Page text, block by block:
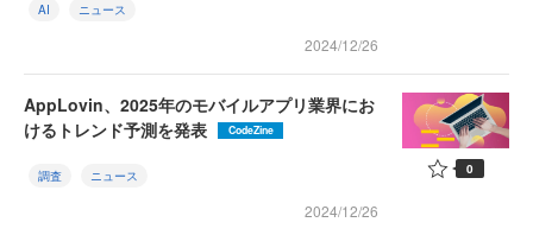
AI ニュース
2024/12/26
AppLovin、2025年のモバイルアプリ業界にお
けるトレンド予測を発表
CodeZine
調査 ニュース
2024/12/26
0